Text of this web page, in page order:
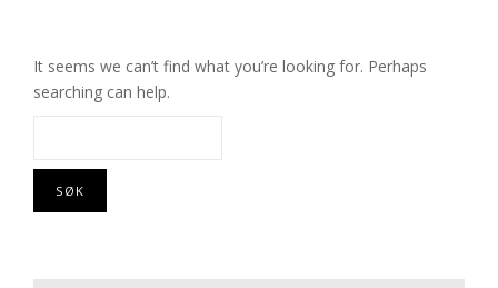
It seems we can’t find what you’re looking for. Perhaps
searching can help.